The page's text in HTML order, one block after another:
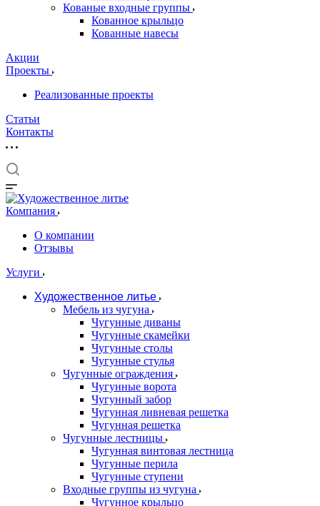
Кованые входные группы
Кованное крыльцо
Кованные навесы
Акции
Проекты
Реализованные проекты
Статьи
Контакты
Компания
О компании
Отзывы
Услуги
Художественное литье
Мебель из чугуна
Чугунные диваны
Чугунные скамейки
Чугунные столы
Чугунные стулья
Чугунные ограждения
Чугунные ворота
Чугунный забор
Чугунная ливневая решетка
Чугунная решетка
Чугунные лестницы
Чугунная винтовая лестница
Чугунные перила
Чугунные ступени
Входные группы из чугуна
Чугунное крыльцо